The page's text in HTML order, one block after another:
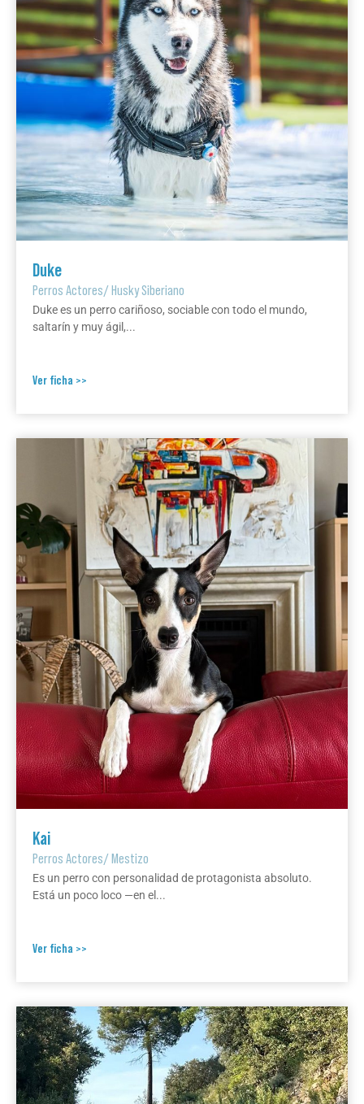
Duke
Perros Actores/Husky Siberiano
Duke es un perro cariñoso, sociable con todo el mundo,
saltarín y muy ágil,...
Ver ficha >>
Kai
Perros Actores/Mestizo
Es un perro con personalidad de protagonista absoluto.
Está un poco loco —en el...
Ver ficha >>